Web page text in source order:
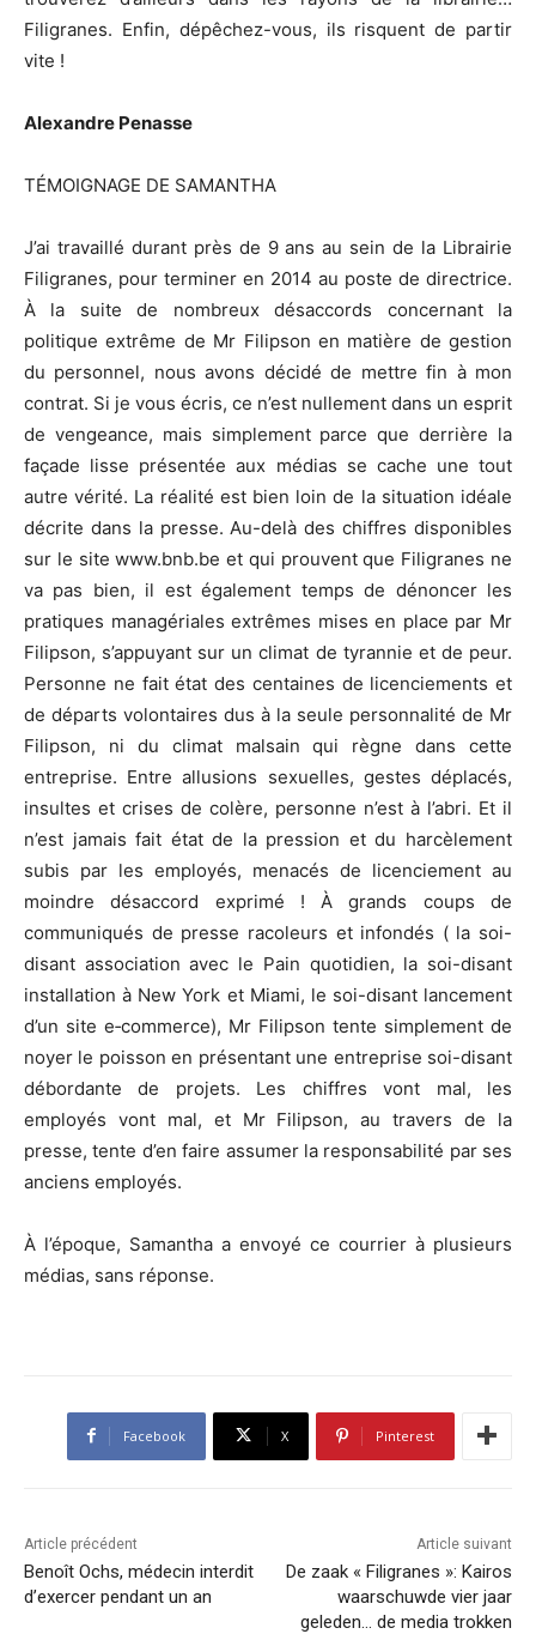
Filigranes. Enfin, dépêchez-vous, ils risquent de partir
vite !
Alexandre Penasse
TÉMOIGNAGE DE SAMANTHA
J’ai travaillé durant près de 9 ans au sein de la Librairie
Filigranes, pour terminer en 2014 au poste de directrice.
À la suite de nombreux désaccords concernant la
politique extrême de Mr Filipson en matière de gestion
du personnel, nous avons décidé de mettre fin à mon
contrat. Si je vous écris, ce n’est nullement dans un esprit
de vengeance, mais simplement parce que derrière la
façade lisse présentée aux médias se cache une tout
autre vérité. La réalité est bien loin de la situation idéale
décrite dans la presse. Au-delà des chiffres disponibles
sur le site www.bnb.be et qui prouvent que Filigranes ne
va pas bien, il est également temps de dénoncer les
pratiques managériales extrêmes mises en place par Mr
Filipson, s’appuyant sur un climat de tyrannie et de peur.
Personne ne fait état des centaines de licenciements et
de départs volontaires dus à la seule personnalité de Mr
Filipson, ni du climat malsain qui règne dans cette
entreprise. Entre allusions sexuelles, gestes déplacés,
insultes et crises de colère, personne n’est à l’abri. Et il
n’est jamais fait état de la pression et du harcèlement
subis par les employés, menacés de licenciement au
moindre désaccord exprimé ! À grands coups de
communiqués de presse racoleurs et infondés ( la soi-
disant association avec le Pain quotidien, la soi-disant
installation à New York et Miami, le soi-disant lancement
d’un site e‑commerce), Mr Filipson tente simplement de
noyer le poisson en présentant une entreprise soi-disant
débordante de projets. Les chiffres vont mal, les
employés vont mal, et Mr Filipson, au travers de la
presse, tente d’en faire assumer la responsabilité par ses
anciens employés.
À l’époque, Samantha a envoyé ce courrier à plusieurs
médias, sans réponse.
Facebook X Pinterest
Article précédent
Benoît Ochs, médecin interdit
d’exercer pendant un an
Article suivant
De zaak « Filigranes »: Kairos
waarschuwde vier jaar
geleden… de media trokken